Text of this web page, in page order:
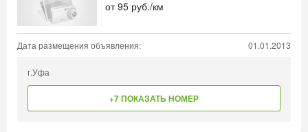
от95 руб./км
Дата размещения объявления: 01.01.2013
г.Уфа
+7 ПОКАЗАТЬ НОМЕР